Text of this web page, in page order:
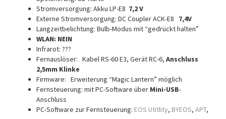
Stromversorgung: Akku LP-E8 7,2 V
Externe Stromversorgung: DC Coupler ACK-E8 7,4V
Langzeitbelichtung: Bulb-Modus mit “gedrückt halten”
WLAN: NEIN
Infrarot: ???
Fernauslöser: Kabel RS-60 E3, Gerät RC-6, Anschluss
2,5mm Klinke
Firmware: Erweiterung “Magic Lantern” möglich
Fernsteuerung: mit PC-Software über Mini-USB-
Anschluss
PC-Software zur Fernsteuerung: EOS Utitlity, BYEOS, APT,